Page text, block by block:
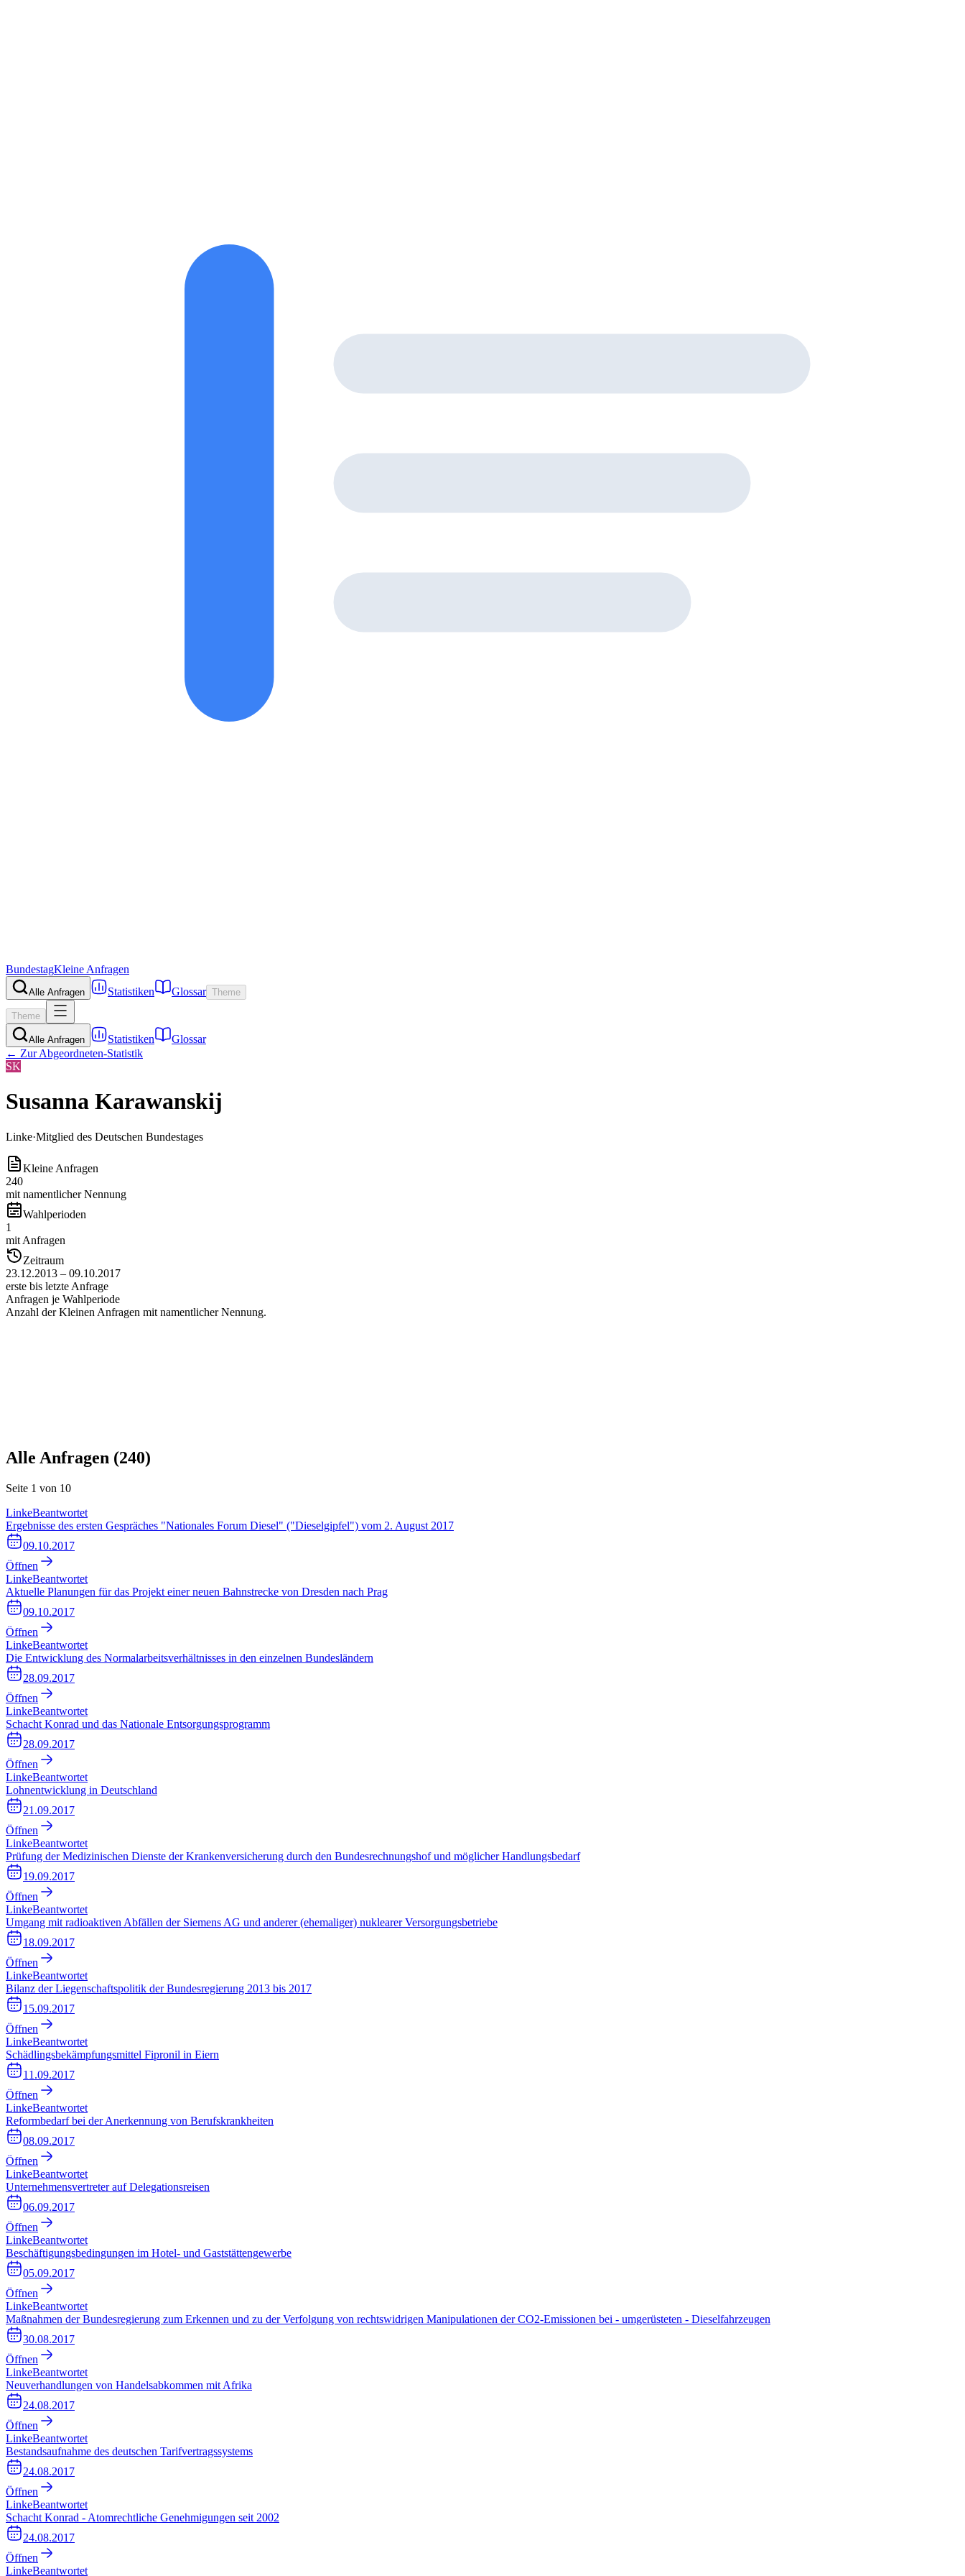
BundestagKleine Anfragen
Alle Anfragen Statistiken Glossar Theme
Theme
Alle Anfragen Statistiken
Glossar
← Zur Abgeordneten-Statistik
SK
Susanna Karawanskij
Linke·Mitglied des Deutschen Bundestages
Kleine Anfragen
240
mit namentlicher Nennung
Wahlperioden
1
mit Anfragen
Zeitraum
23.12.2013 – 09.10.2017
erste bis letzte Anfrage
Anfragen je Wahlperiode
Anzahl der Kleinen Anfragen mit namentlicher Nennung.
Alle Anfragen (240)
Seite 1 von 10
LinkeBeantwortet
Ergebnisse des ersten Gespräches "Nationales Forum Diesel" ("Dieselgipfel") vom 2. August 2017
09.10.2017
Öffnen
LinkeBeantwortet
Aktuelle Planungen für das Projekt einer neuen Bahnstrecke von Dresden nach Prag
09.10.2017
Öffnen
LinkeBeantwortet
Die Entwicklung des Normalarbeitsverhältnisses in den einzelnen Bundesländern
28.09.2017
Öffnen
LinkeBeantwortet
Schacht Konrad und das Nationale Entsorgungsprogramm
28.09.2017
Öffnen
LinkeBeantwortet
Lohnentwicklung in Deutschland
21.09.2017
Öffnen
LinkeBeantwortet
Prüfung der Medizinischen Dienste der Krankenversicherung durch den Bundesrechnungshof und möglicher Handlungsbedarf
19.09.2017
Öffnen
LinkeBeantwortet
Umgang mit radioaktiven Abfällen der Siemens AG und anderer (ehemaliger) nuklearer Versorgungsbetriebe
18.09.2017
Öffnen
LinkeBeantwortet
Bilanz der Liegenschaftspolitik der Bundesregierung 2013 bis 2017
15.09.2017
Öffnen
LinkeBeantwortet
Schädlingsbekämpfungsmittel Fipronil in Eiern
11.09.2017
Öffnen
LinkeBeantwortet
Reformbedarf bei der Anerkennung von Berufskrankheiten
08.09.2017
Öffnen
LinkeBeantwortet
Unternehmensvertreter auf Delegationsreisen
06.09.2017
Öffnen
LinkeBeantwortet
Beschäftigungsbedingungen im Hotel- und Gaststättengewerbe
05.09.2017
Öffnen
LinkeBeantwortet
Maßnahmen der Bundesregierung zum Erkennen und zu der Verfolgung von rechtswidrigen Manipulationen der CO2-Emissionen bei - umgerüsteten - Dieselfahrzeugen
30.08.2017
Öffnen
LinkeBeantwortet
Neuverhandlungen von Handelsabkommen mit Afrika
24.08.2017
Öffnen
LinkeBeantwortet
Bestandsaufnahme des deutschen Tarifvertragssystems
24.08.2017
Öffnen
LinkeBeantwortet
Schacht Konrad - Atomrechtliche Genehmigungen seit 2002
24.08.2017
Öffnen
LinkeBeantwortet